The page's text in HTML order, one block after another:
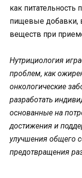
как питательность
пищевые добавки,
веществ при
Нутрициология
проблем, как
онкологические
разработать
основанные на
достижения и
улучшения общего
предотвращения